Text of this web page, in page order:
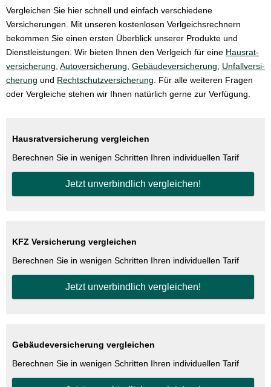
Vergleichen Sie hier schnell und einfach verschiedene
Versicherungen. Mit unseren kostenlosen Verlgeichsrechnern
bekommen Sie einen ersten Überblick unserer Produkte und
Dienstleistungen. Wir bieten Ihnen den Verlgeich für eine Haus­rat­
ver­si­che­rung Auto­ver­si­che­rung Ge­bäude­ver­si­che­rung
Unfall­ver­si­
che­rung und Rechtschutzversicherung . Für alle weiteren Fragen
oder Vergleiche stehen wir Ihnen natürlich gerne zur Verfügung.
Haus­rat­ver­si­che­rung ver­gleichen
Berechnen Sie in wenigen Schritten Ihren individuellen Tarif
Jetzt unverbindlich ver­gleichen!
KFZ Versicherung ver­gleichen
Berechnen Sie in wenigen Schritten Ihren individuellen Tarif
Jetzt unverbindlich ver­gleichen!
Gebäudeversicherung ver­gleichen
Berechnen Sie in wenigen Schritten Ihren individuellen Tarif